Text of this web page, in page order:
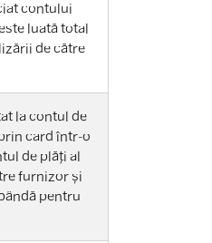
contului
luată total
de către
la contul de
card într-o
de plăți al
furnizor și
pentru